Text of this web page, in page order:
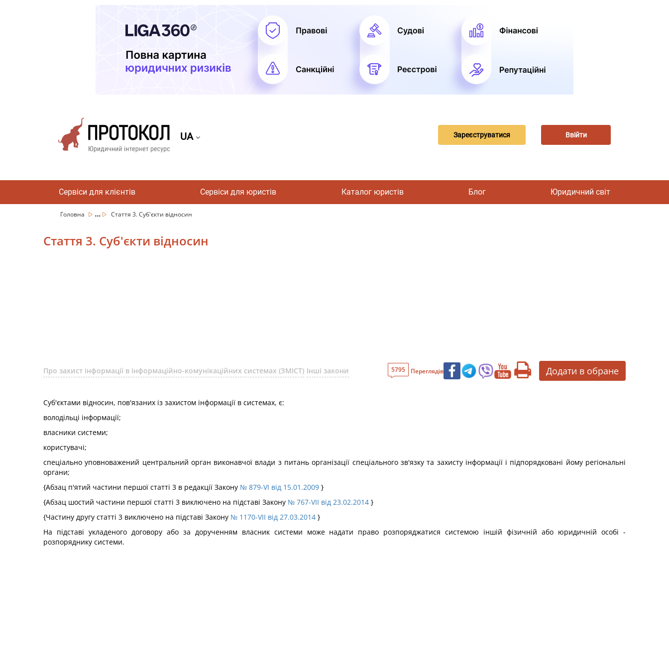
UA Зареєструватися Ввійти
Сервіси для клієнтів Сервіси для юристів Каталог юристів Блог Юридичний світ
Головна ... Стаття 3. Суб'єкти відносин
Стаття 3. Суб'єкти відносин
Про захист інформації в інформаційно-комунікаційних системах (ЗМІСТ) Інші закони 5795 Переглядів Додати в обране
Суб'єктами відносин, пов'язаних із захистом інформації в системах, є:
володільці інформації;
власники системи;
користувачі;
спеціально уповноважений центральний орган виконавчої влади з питань організації спеціального зв'язку та захисту інформації і підпорядковані йому регіональні
органи;
{Абзац п'ятий частини першої статті 3 в редакції Закону № 879-VI від 15.01.2009 }
{Абзац шостий частини першої статті 3 виключено на підставі Закону № 767-VII від 23.02.2014 }
{Частину другу статті 3 виключено на підставі Закону № 1170-VII від 27.03.2014 }
На підставі укладеного договору або за дорученням власник системи може надати право розпоряджатися системою іншій фізичній або юридичній особі -
розпоряднику системи.